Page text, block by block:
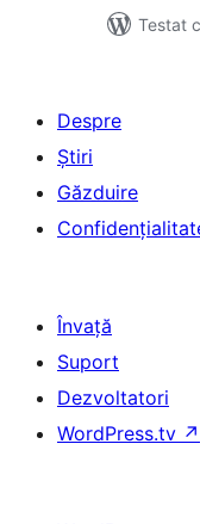
Testat
Despre
Știri
Găzduire
Învață
Suport
Dezvoltatori
WordPress.tv ↗